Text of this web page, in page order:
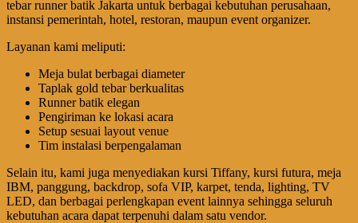
tebar runner batik Jakarta untuk berbagai kebutuhan perusahaan,
instansi pemerintah, hotel, restoran, maupun event organizer.
Layanan kami meliputi:
Meja bulat berbagai diameter
Taplak gold tebar berkualitas
Runner batik elegan
Pengiriman ke lokasi acara
Setup sesuai layout venue
Tim instalasi berpengalaman
Selain itu, kami juga menyediakan kursi Tiffany, kursi futura, meja
IBM, panggung, backdrop, sofa VIP, karpet, tenda, lighting, TV
LED, dan berbagai perlengkapan event lainnya sehingga seluruh
kebutuhan acara dapat terpenuhi dalam satu vendor.